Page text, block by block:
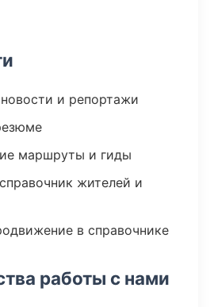
и репортажи
маршруты и гиды
жителей и
в справочнике
работы с нами